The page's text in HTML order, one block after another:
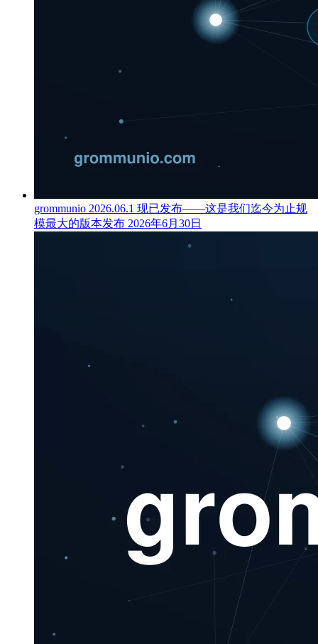
grommunio 2026.06.1 现已发布——这是我们迄今为止规
模最大的版本发布 2026年6月30日